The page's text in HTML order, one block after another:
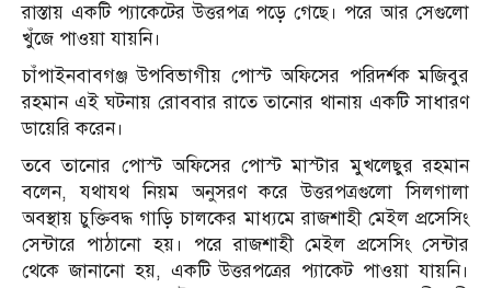
রাস্তায় একটি প্যাকেটের উত্তরপত্র পড়ে গেছে। পরে আর সেগুলো
খুঁজে পাওয়া যায়নি।
চাঁপাইনবাবগঞ্জ উপবিভাগীয় পোস্ট অফিসের পরিদর্শক মজিবুর
রহমান এই ঘটনায় রোববার রাতে তানোর থানায় একটি সাধারণ
ডায়েরি করেন।
তবে তানোর পোস্ট অফিসের পোস্ট মাস্টার মুখলেছুর রহমান
বলেন, যথাযথ নিয়ম অনুসরণ করে উত্তরপত্রগুলো সিলগালা
অবস্থায় চুক্তিবদ্ধ গাড়ি চালকের মাধ্যমে রাজশাহী মেইল প্রসেসিং
সেন্টারে পাঠানো হয়। পরে রাজশাহী মেইল প্রসেসিং সেন্টার
থেকে জানানো হয়, একটি উত্তরপত্রের প্যাকেট পাওয়া যায়নি।